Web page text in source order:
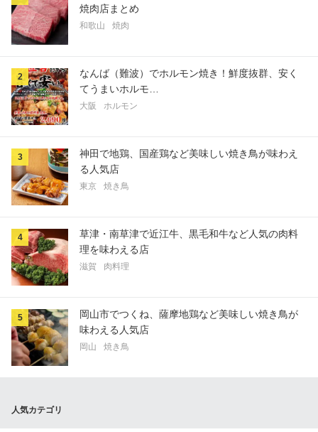
焼肉店まとめ
和歌山 焼肉
2
なんば（難波）でホルモン焼き！鮮度抜群、安く
てうまいホルモ…
大阪 ホルモン
3
神田で地鶏、国産鶏など美味しい焼き鳥が味わえ
る人気店
東京 焼き鳥
4
草津・南草津で近江牛、黒毛和牛など人気の肉料
理を味わえる店
滋賀 肉料理
5
岡山市でつくね、薩摩地鶏など美味しい焼き鳥が
味わえる人気店
岡山 焼き鳥
人気カテゴリ